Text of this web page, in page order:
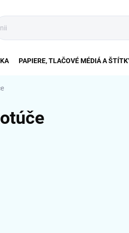
PAPIERE, TLAČOVÉ MÉDIÁ A